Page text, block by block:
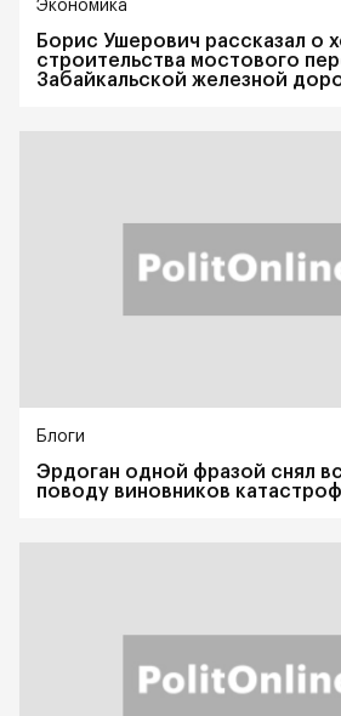
Экономика
Борис Ушерович рассказал о
строительства мостового
Забайкальской железной
Блоги
Эрдоган одной фразой снял
поводу виновников